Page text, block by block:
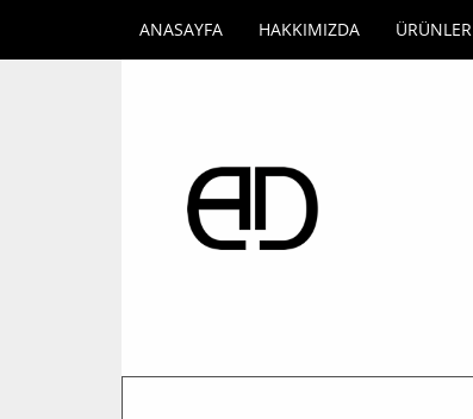
ANASAYFA HAKKIMIZDA ÜRÜNLER